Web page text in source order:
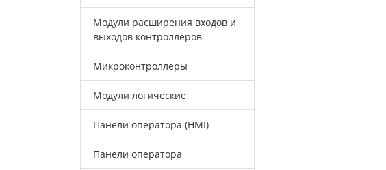
Модули расширения входов и
выходов контроллеров
Микроконтроллеры
Модули логические
Панели оператора (HMI)
Панели оператора